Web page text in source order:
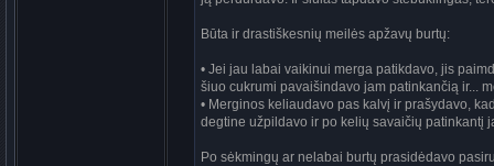
Būta ir drastiškesnių meilės apžavų burtų:
• Jei jau labai vaikinui merga patikdavo, jis
šiuo cukrumi pavaišindavo jam patinkančią ir...
• Merginos keliaudavo pas kalvį ir prašydavo,
degtine užpildavo ir po kelių savaičių patinkantį
Po sėkmingų ar nelabai burtų prasidėdavo